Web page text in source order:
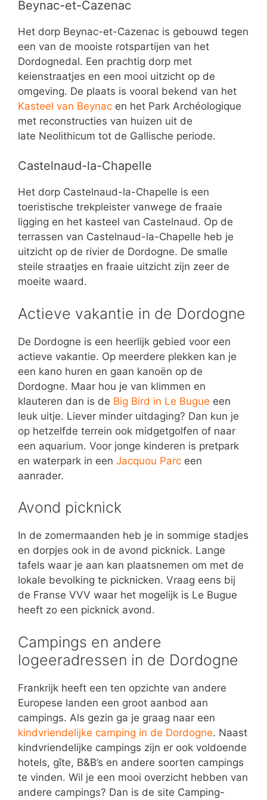
Beynac-et-Cazenac
Het dorp Beynac-et-Cazenac is gebouwd tegen
een van de mooiste rotspartijen van het
Dordognedal. Een prachtig dorp met
keienstraatjes en een mooi uitzicht op de
omgeving. De plaats is vooral bekend van het
Kasteel van Beynac en het Park Archéologique
met reconstructies van huizen uit de
late Neolithicum tot de Gallische periode.
Castelnaud-la-Chapelle
Het dorp Castelnaud-la-Chapelle is een
toeristische trekpleister vanwege de fraaie
ligging en het kasteel van Castelnaud. Op de
terrassen van Castelnaud-la-Chapelle heb je
uitzicht op de rivier de Dordogne. De smalle
steile straatjes en fraaie uitzicht zijn zeer de
moeite waard.
Actieve vakantie in de Dordogne
De Dordogne is een heerlijk gebied voor een
actieve vakantie. Op meerdere plekken kan je
een kano huren en gaan kanoën op de
Dordogne. Maar hou je van klimmen en
klauteren dan is de Big Bird in Le Bugue een
leuk uitje. Liever minder uitdaging? Dan kun je
op hetzelfde terrein ook midgetgolfen of naar
een aquarium. Voor jonge kinderen is pretpark
en waterpark in een Jacquou Parc een
aanrader.
Avond picknick
In de zomermaanden heb je in sommige stadjes
en dorpjes ook in de avond picknick. Lange
tafels waar je aan kan plaatsnemen om met de
lokale bevolking te picknicken. Vraag eens bij
de Franse VVV waar het mogelijk is Le Bugue
heeft zo een picknick avond.
Campings en andere
logeeradressen in de Dordogne
Frankrijk heeft een ten opzichte van andere
Europese landen een groot aanbod aan
campings. Als gezin ga je graag naar een
kindvriendelijke camping in de Dordogne. Naast
kindvriendelijke campings zijn er ook voldoende
hotels, gîte, B&B’s en andere soorten campings
te vinden. Wil je een mooi overzicht hebben van
andere campings? Dan is de site Camping-